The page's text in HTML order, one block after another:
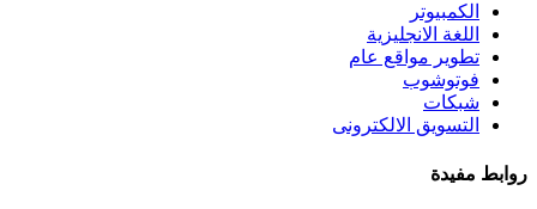
الكمبيوتر
اللغة اﻻنجليزية
تطوير مواقع عام
فوتوشوب
شبكات
التسويق اﻻلكترونى
روابط مفيدة